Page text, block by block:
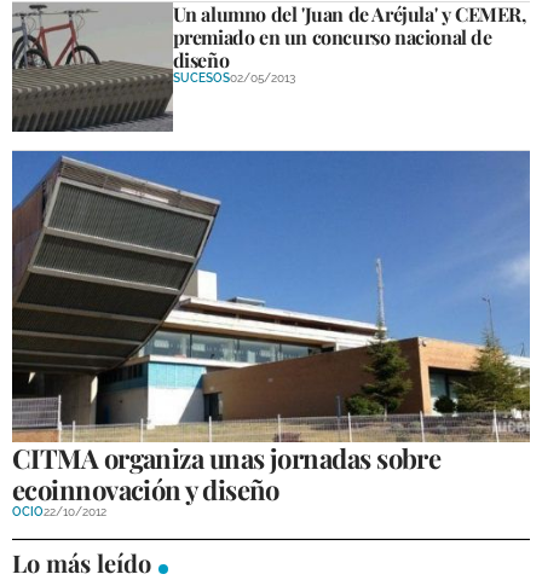
Un alumno del 'Juan de Aréjula' y CEMER,
premiado en un concurso nacional de
diseño
SUCESOS02/05/2013
CITMA organiza unas jornadas sobre
ecoinnovación y diseño
OCIO22/10/2012
Lo más leído